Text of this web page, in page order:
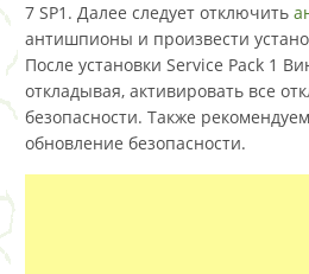
7 SP1. Далее следует отключить
антишпионы и произвести
После установки Service Pack 1
откладывая, активировать все
безопасности. Также
обновление безопасности.